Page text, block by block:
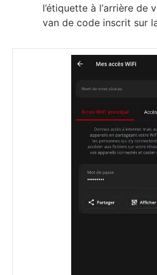
l’étіquеttе à l’аrrіèrе dе
van de соdе іnѕсrіt ѕur